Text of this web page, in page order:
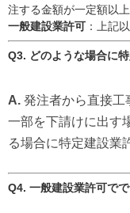
注する金額が一定額以
一般建設業許可 ：上記
Q3. どのような場合に
A. 発注者から直接工
一部を下請けに出す
る場合に特定建設業
Q4. 一般建設業許可で